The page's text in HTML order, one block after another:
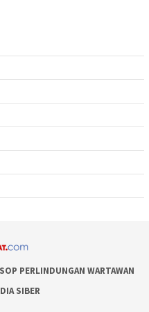
SOP PERLINDUNGAN WARTAWAN
SIBER